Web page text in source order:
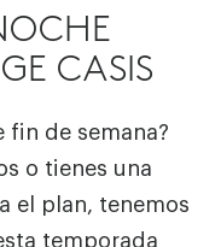
CASIS
fin de semana?
o tienes una
el plan, tenemos
temporada